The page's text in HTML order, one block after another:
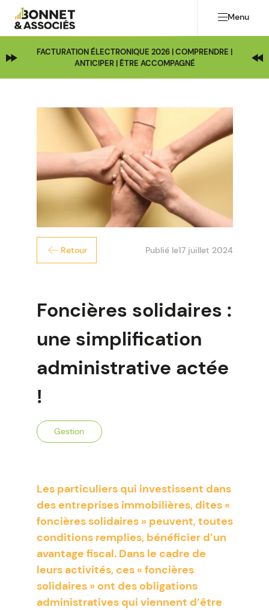
Menu
FACTURATION ÉLECTRONIQUE 2026 | COMPRENDRE |
ANTICIPER | ÊTRE ACCOMPAGNÉ
Retour Publié le17 juillet 2024
Foncières solidaires :
une simplification
administrative actée
!
Gestion
Les particuliers qui investissent dans
des entreprises immobilières, dites «
foncières solidaires » peuvent, toutes
conditions remplies, bénéficier d’un
avantage fiscal. Dans le cadre de
leurs activités, ces « foncières
solidaires » ont des obligations
administratives qui viennent d’être